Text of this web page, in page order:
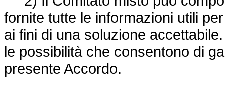
fornite tutte le informazioni utili
ai fini di una soluzione
le possibilità che consentono di
presente Accordo.